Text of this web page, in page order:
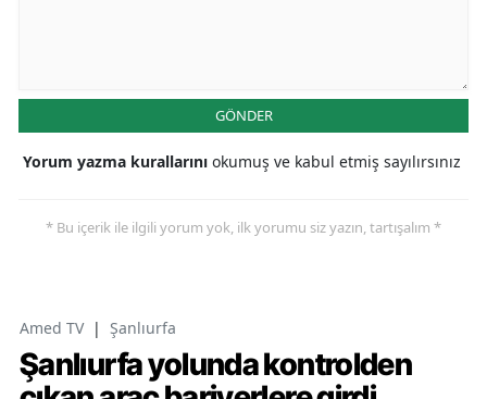
GÖNDER
Yorum yazma kurallarını okumuş ve kabul etmiş sayılırsınız
* Bu içerik ile ilgili yorum yok, ilk yorumu siz yazın, tartışalım *
Amed TV | Şanlıurfa
Şanlıurfa yolunda kontrolden